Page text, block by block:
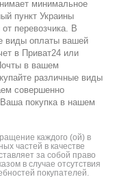
минимальное
пункт Украины
перевозчика. В
виды оплаты вашей
в Приват24 или
в вашем
различные виды
совершенно
покупка в нашем
каждого (ой) в
частей в качестве
за собой право
в случае отсутствия
покупателей.